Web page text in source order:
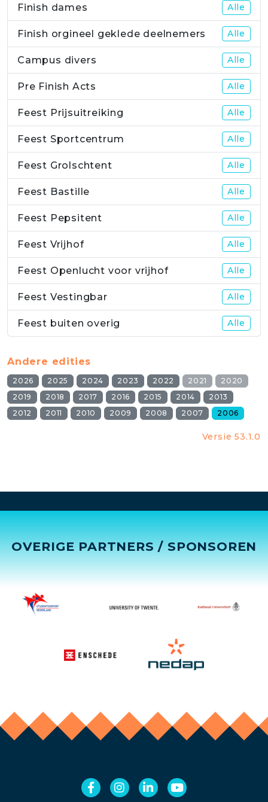
Finish dames Alle
Finish orgineel geklede deelnemers Alle
Campus divers Alle
Pre Finish Acts Alle
Feest Prijsuitreiking Alle
Feest Sportcentrum Alle
Feest Grolschtent Alle
Feest Bastille Alle
Feest Pepsitent Alle
Feest Vrijhof Alle
Feest Openlucht voor vrijhof Alle
Feest Vestingbar Alle
Feest buiten overig Alle
Andere edities
2026 2025 2024 2023 2022 2021
2020
2019
2018 2017 2016 2015 2014
2013
2012
2011 2010 2009 2008 2007 2006
Versie 53.1.0
OVERIGE PARTNERS / SPONSOREN